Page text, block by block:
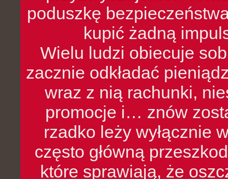
poduszkę
kupić żadną
Wielu ludzi obiecuje
zacznie odkładać
wraz z nią rachunki,
promocje i… znów
rzadko leży wyłącznie
często główną
które sprawiają, że